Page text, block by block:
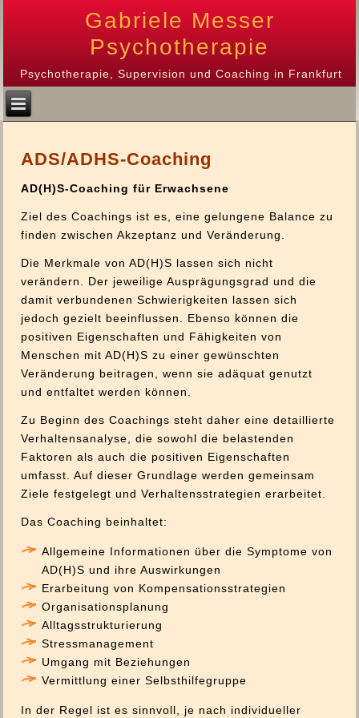
Gabriele Messer
Psychotherapie
Psychotherapie, Supervision und Coaching in Frankfurt
ADS/ADHS-Coaching
AD(H)S-Coaching für Erwachsene
Ziel des Coachings ist es, eine gelungene Balance zu
finden zwischen Akzeptanz und Veränderung.
Die Merkmale von AD(H)S lassen sich nicht
verändern. Der jeweilige Ausprägungsgrad und die
damit verbundenen Schwierigkeiten lassen sich
jedoch gezielt beeinflussen. Ebenso können die
positiven Eigenschaften und Fähigkeiten von
Menschen mit AD(H)S zu einer gewünschten
Veränderung beitragen, wenn sie adäquat genutzt
und entfaltet werden können.
Zu Beginn des Coachings steht daher eine detaillierte
Verhaltensanalyse, die sowohl die belastenden
Faktoren als auch die positiven Eigenschaften
umfasst. Auf dieser Grundlage werden gemeinsam
Ziele festgelegt und Verhaltensstrategien erarbeitet.
Das Coaching beinhaltet:
Allgemeine Informationen über die Symptome von
AD(H)S und ihre Auswirkungen
Erarbeitung von Kompensationsstrategien
Organisationsplanung
Alltagsstrukturierung
Stressmanagement
Umgang mit Beziehungen
Vermittlung einer Selbsthilfegruppe
In der Regel ist es sinnvoll, je nach individueller